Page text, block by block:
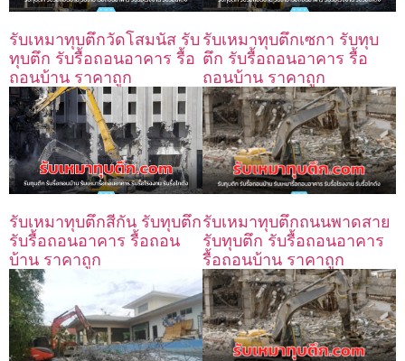
รับเหมาทุบตึกวัดโสมนัส รับ
ทุบตึก รับรื้อถอนอาคาร รื้อ
ถอนบ้าน ราคาถูก
รับเหมาทุบตึกเซกา รับทุบ
ตึก รับรื้อถอนอาคาร รื้อ
ถอนบ้าน ราคาถูก
รับเหมาทุบตึกสีกัน รับทุบตึก
รับรื้อถอนอาคาร รื้อถอน
บ้าน ราคาถูก
รับเหมาทุบตึกถนนพาดสาย
รับทุบตึก รับรื้อถอนอาคาร
รื้อถอนบ้าน ราคาถูก